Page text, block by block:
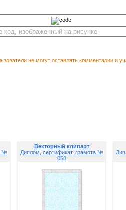
не могут оставлять комментарии и
№
Векторный клипарт
Диплом, сертификат, грамота №
058